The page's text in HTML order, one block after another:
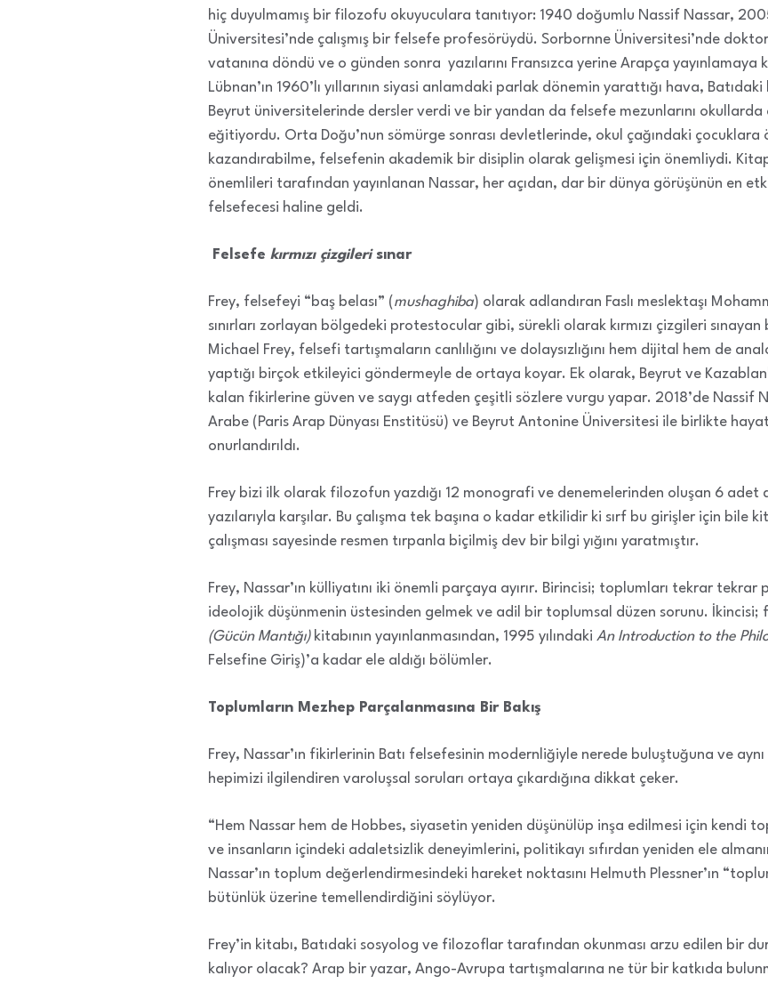
hiç duyulmamış bir filozofu okuyuculara tanıtıyor: 1940 doğumlu Nassif Nassar,
Üniversitesi’nde çalışmış bir felsefe profesörüydü. Sorbornne Üniversitesi’nde
vatanına döndü ve o günden sonra yazılarını Fransızca yerine Arapça
Lübnan’ın 1960’lı yıllarının siyasi anlamdaki parlak dönemin yarattığı hava,
Beyrut üniversitelerinde dersler verdi ve bir yandan da felsefe mezunlarını
eğitiyordu. Orta Doğu’nun sömürge sonrası devletlerinde, okul çağındaki çocuklara
kazandırabilme, felsefenin akademik bir disiplin olarak gelişmesi için önemliydi.
önemlileri tarafından yayınlanan Nassar, her açıdan, dar bir dünya görüşünün en
felsefecesi haline geldi.
Felsefe kırmızı çizgilerisınar
Frey, felsefeyi “baş belası” (mushaghiba) olarak adlandıran Faslı meslektaşı
sınırları zorlayan bölgedeki protestocular gibi, sürekli olarak kırmızı çizgileri
Michael Frey, felsefi tartışmaların canlılığını ve dolaysızlığını hem dijital hem de
yaptığı birçok etkileyici göndermeyle de ortaya koyar. Ek olarak, Beyrut ve
kalan fikirlerine güven ve saygı atfeden çeşitli sözlere vurgu yapar. 2018’de Nassif
Arabe (Paris Arap Dünyası Enstitüsü) ve Beyrut Antonine Üniversitesi ile birlikte
onurlandırıldı.
Frey bizi ilk olarak filozofun yazdığı 12 monografi ve denemelerinden oluşan 6 adet
yazılarıyla karşılar. Bu çalışma tek başına o kadar etkilidir ki sırf bu girişler için bile
çalışması sayesinde resmen tırpanla biçilmiş dev bir bilgi yığını yaratmıştır.
Frey, Nassar’ın külliyatını iki önemli parçaya ayırır. Birincisi; toplumları tekrar
ideolojik düşünmenin üstesinden gelmek ve adil bir toplumsal düzen sorunu. İkincisi;
(Gücün Mantığı) kitabının yayınlanmasından, 1995 yılındaki An Introduction to the
Felsefine Giriş)’a kadar ele aldığı bölümler.
Toplumların Mezhep Parçalanmasına Bir Bakış
Frey, Nassar’ın fikirlerinin Batı felsefesinin modernliğiyle nerede buluştuğuna ve
hepimizi ilgilendiren varoluşsal soruları ortaya çıkardığına dikkat çeker.
“Hem Nassar hem de Hobbes, siyasetin yeniden düşünülüp inşa edilmesi için kendi
ve insanların içindeki adaletsizlik deneyimlerini, politikayı sıfırdan yeniden ele
Nassar’ın toplum değerlendirmesindeki hareket noktasını Helmuth Plessner’ın
bütünlük üzerine temellendirdiğini söylüyor.
Frey’in kitabı, Batıdaki sosyolog ve filozoflar tarafından okunması arzu edilen bir
kalıyor olacak? Arap bir yazar, Ango-Avrupa tartışmalarına ne tür bir katkıda